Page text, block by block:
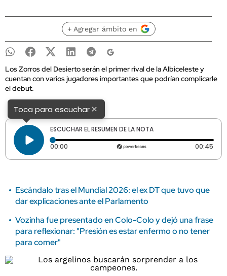
+ Agregar ámbito en
Los Zorros del Desierto serán el primer rival de la Albiceleste y
cuentan con varios jugadores importantes que podrían complicarle
el debut.
Toca para escuchar×
ESCUCHAR EL RESUMEN DE LA NOTA
00:00 Tiempo transcurrido: 0 segundos 00:45
Escándalo tras el Mundial 2026: el ex DT que tuvo que
dar explicaciones ante el Parlamento
Vozinha fue presentado en Colo-Colo y dejó una frase
para reflexionar: "Presión es estar enfermo o no tener
para comer"